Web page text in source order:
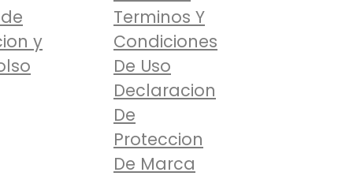
y
Terminos Y
Condiciones
De Uso
Declaracion
De
Proteccion
De Marca